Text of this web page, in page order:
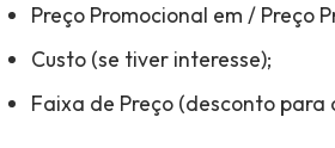
Preço Promocional em / Preço
Custo (se tiver interesse);
Faixa de Preço (desconto